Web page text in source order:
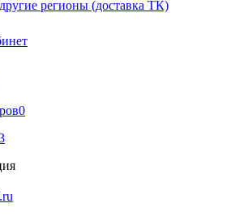
регионы (доставка ТК)
0